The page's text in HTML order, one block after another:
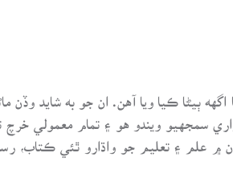
ٻيڻا ڪيا ويا آهن. ان جو به شايد وڏن
سمجهيو ويندو هو ۽ تمام معمولي خرچ
علم ۽ تعليم جو واڌارو ٿئي ڪتاب،